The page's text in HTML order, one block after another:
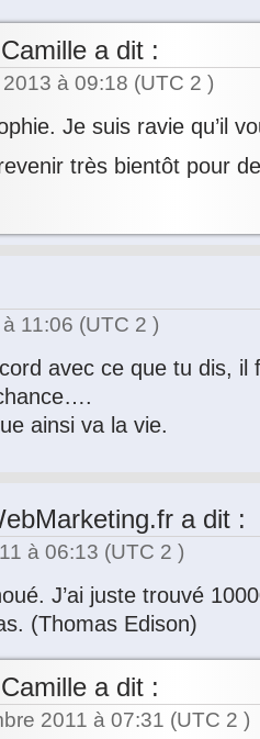
a dit :
à 09:18 (UTC 2 )
Je suis ravie qu’il
très bientôt pour
11:06 (UTC 2 )
avec ce que tu dis, il
ainsi va la vie.
a dit :
à 06:13 (UTC 2 )
J’ai juste trouvé
(Thomas Edison)
a dit :
2011 à 07:31 (UTC 2 )